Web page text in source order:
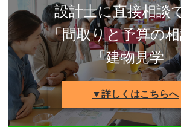
設計士に直接相談
「間取りと予算の
「建物見学」
▼詳しくはこちらへ